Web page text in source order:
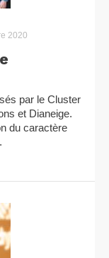
2020
par le Cluster
et Dianeige.
du caractère